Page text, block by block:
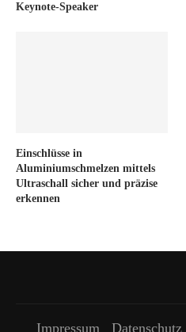
Keynote-Speaker
Einschlüsse in
Aluminiumschmelzen mittels
Ultraschall sicher und präzise
erkennen
Impressum Datenschutz